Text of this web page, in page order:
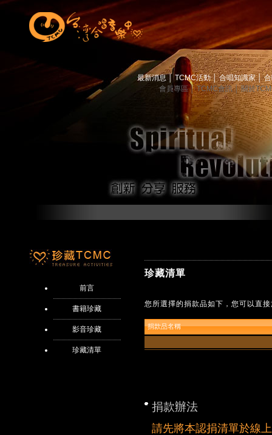
最新消息 TCMC活動│ 合唱知識家│
會員專區│ TCMC會訊│ 關於
前言
書籍珍藏
影音珍藏
珍藏清單
珍藏清單
您所選擇的捐款品如下，您可以直
捐款品名稱
捐款辦法
請先將本認捐清單於線